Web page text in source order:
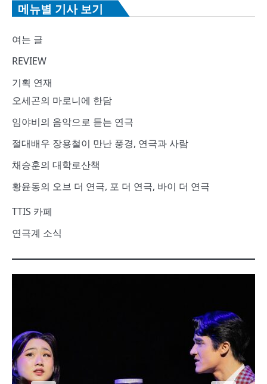
메뉴별 기사 보기
여는 글
REVIEW
기획 연재
오세곤의 마로니에 한담
임야비의 음악으로 듣는 연극
절대배우 장용철이 만난 풍경, 연극과 사람
채승훈의 대학로산책
황윤동의 오브 더 연극, 포 더 연극, 바이 더 연극
TTIS 카페
연극계 소식